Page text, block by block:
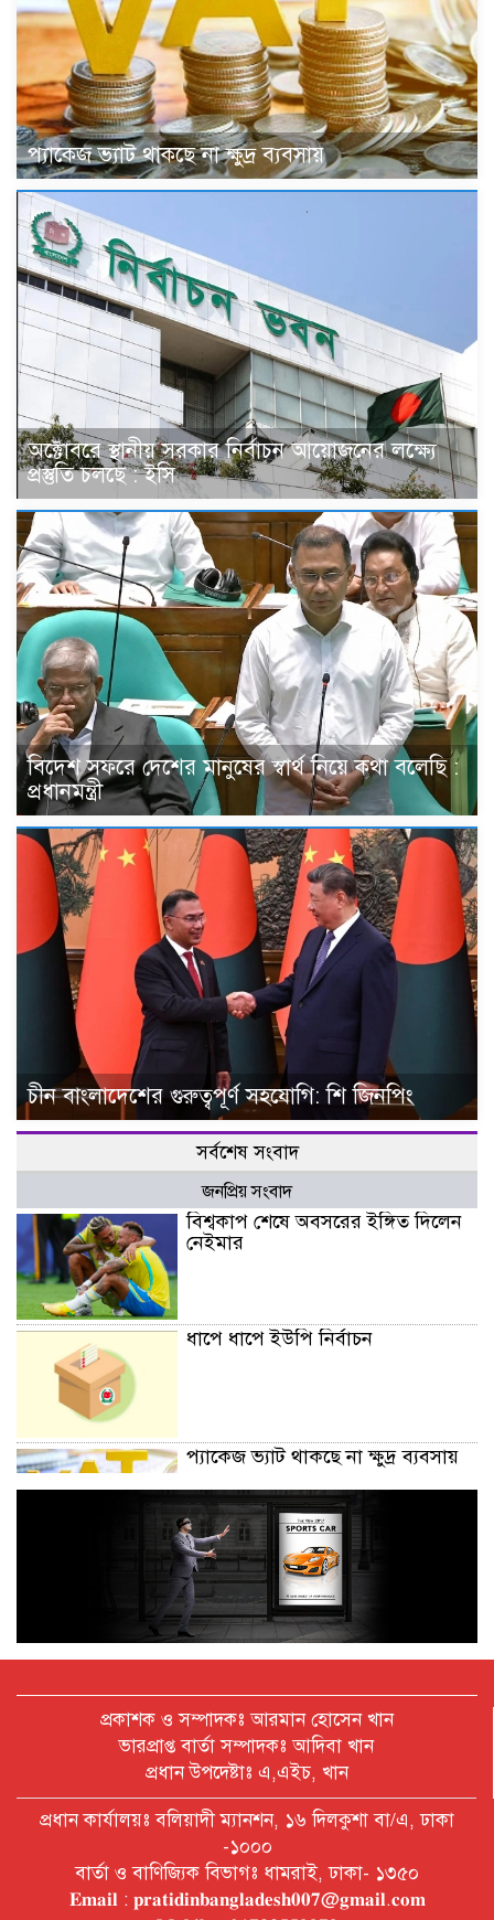
প্যাকেজ ভ্যাট থাকছে না ক্ষুদ্র ব্যবসায়
অক্টোবরে স্থানীয় সরকার নির্বাচন আয়োজনের লক্ষ্যে
প্রস্তুতি চলছে : ইসি
বিদেশ সফরে দেশের মানুষের স্বার্থ নিয়ে কথা বলেছি :
প্রধানমন্ত্রী
চীন বাংলাদেশের গুরুত্বপূর্ণ সহযোগি: শি জিনপিং
সর্বশেষ সংবাদ
জনপ্রিয় সংবাদ
বিশ্বকাপ শেষে অবসরের ইঙ্গিত দিলেন
নেইমার
ধাপে ধাপে ইউপি নির্বাচন
প্যাকেজ ভ্যাট থাকছে না ক্ষুদ্র ব্যবসায়
অক্টোবরে স্থানীয় সরকার নির্বাচন
আয়োজনের লক্ষ্যে প্রস্তুতি চলছে : ইসি
বিদেশ সফরে দেশের মানুষের স্বার্থ নিয়ে
কথা বলেছি : প্রধানমন্ত্রী
চীন বাংলাদেশের গুরুত্বপূর্ণ সহযোগি:
শি জিনপিং
প্রকাশক ও সম্পাদকঃ আরমান হোসেন খান
ভারপ্রাপ্ত বার্তা সম্পাদকঃ আদিবা খান
প্রধান উপদেষ্টাঃ এ,এইচ, খান
প্রধান কার্যালয়ঃ বলিয়াদী ম্যানশন, ১৬ দিলকুশা বা/এ, ঢাকা
-১০০০
বার্তা ও বাণিজ্যিক বিভাগঃ ধামরাই, ঢাকা- ১৩৫০
𝐄𝐦𝐚𝐢𝐥 : 𝐩𝐫𝐚𝐭𝐢𝐝𝐢𝐧𝐛𝐚𝐧𝐠𝐥𝐚𝐝𝐞𝐬𝐡𝟎𝟎𝟕@𝐠𝐦𝐚𝐢𝐥.𝐜𝐨𝐦